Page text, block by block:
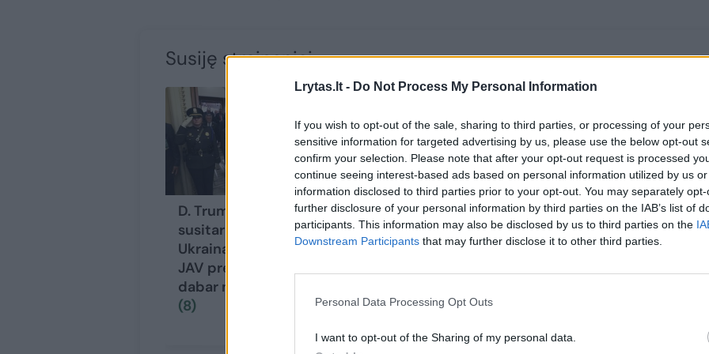
Lrytas.lt - Do Not Process My Personal Information
If you wish to opt-out of the sale, sharing to third parties, or processing of your
sensitive information for targeted advertising by us, please use the below opt-out
confirm your selection. Please note that after your opt-out request is processed
continue seeing interest-based ads based on personal information utilized by us
information disclosed to third parties prior to your opt-out. You may separately
further disclosure of your personal information by third parties on the IAB’s list of
participants. This information may also be disclosed by us to third parties on the
Downstream Participants that may further disclose it to other third parties.
Personal Data Processing Opt Outs
I want to opt-out of the Sharing of my personal data.
Susiję straipsniai
D. Trumpui
susitarimas su
Ukraina nebetinka?
JAV prezidentas
dabar nori daugiau
(8)
„Išgyvename naują
erą“: E. Macronas
perspėjo dėl V.
pasitraukimo (2)
Po įžeidžiančių J. D.
Vance’o žodžių –
griežtas